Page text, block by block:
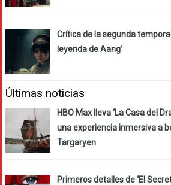
Crítica de la segunda
leyenda de Aang’
Últimas noticias
HBO Max lleva ‘La Casa del
una experiencia inmersiva a
Targaryen
Primeros detalles de ‘El